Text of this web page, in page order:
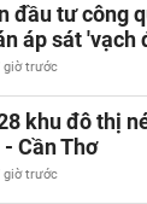
đầu tư công
áp sát 'vạch
giờ trước
khu đô thị
Cần Thơ
giờ trước